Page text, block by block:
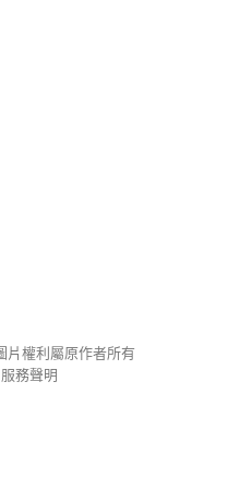
片權利屬原作者所有
服務聲明